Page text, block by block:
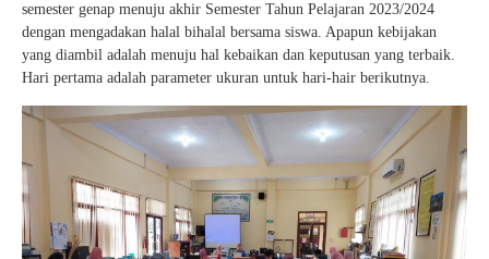
semester genap menuju akhir Semester Tahun Pelajaran 2023/2024
dengan mengadakan halal bihalal bersama siswa. Apapun kebijakan
yang diambil adalah menuju hal kebaikan dan keputusan yang terbaik.
Hari pertama adalah parameter ukuran untuk hari-hair berikutnya.